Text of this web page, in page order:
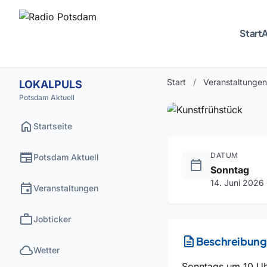
Start
LOKALPULS
Potsdam Aktuell
home Startseite
newspaperPotsdam Aktuell
eventVeranstaltungen
workJobticker
cloudWetter
Start / Veranstaltungen
calendar_today
DATUM
Sonntag
14. Juni 2026
description Beschreibung